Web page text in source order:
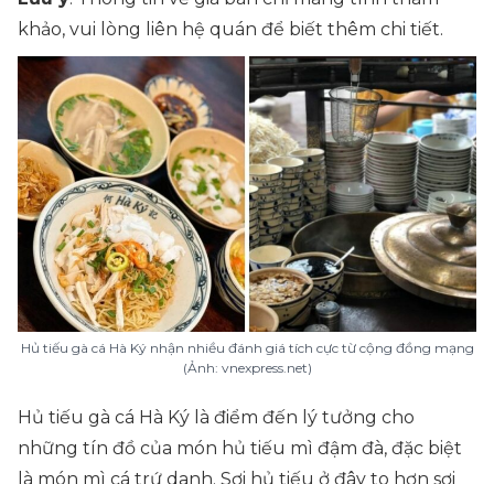
khảo, vui lòng liên hệ quán để biết thêm chi tiết.
Hủ tiếu gà cá Hà Ký nhận nhiều đánh giá tích cực từ cộng đồng mạng
(Ảnh: vnexpress.net)
Hủ tiếu gà cá Hà Ký là điểm đến lý tưởng cho
những tín đồ của món hủ tiếu mì đậm đà, đặc biệt
là món mì cá trứ danh. Sợi hủ tiếu ở đây to hơn sợi